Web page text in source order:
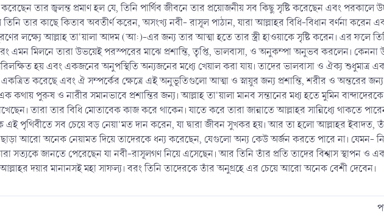
করেছেন তার জ্বলন্ত প্রমাণ হল যে, তিনি পার্থিব জীবনে তার প্রয়োজনীয় সব কিছু সৃষ্টি করেছেন এবং
তার কাছে কিতাব অবতীর্ণ করেন, অসংখ্য নবী- রাসূল পাঠান, যারা আল্লাহর বিধি-বিধান বর্ণনা
লক্ষ্যে আল্লাহ তা'য়ালা আদম (আ:)-এর জন্য তার আত্মা হতে তার স্ত্রী হাওয়াকে সৃষ্টি করেন। এর ফলে
মিলনে তারা উভয়েই পরস্পরের মাঝে প্রশান্তি, তৃপ্তি, ভালবাসা, ও অনুকম্পা অনুভব করলেন। কেননা
হয় এবং একজনের অনুপস্থিতি অন্যজনের মধ্যে খেয়াল করা যায়। তাদের ভালবাসা ও ঐক্য শুধুমাত্র
করেছে এবং ঐ সম্পর্কের ক্ষেত্রে এই অনুভূতিগুলো আত্মা ও স্নায়ুর জন্য প্রশান্তি, শরীর ও অন্তরের
পুরুষ ও নারীর সমানভাবে প্রশান্তির জন্য। আল্লাহ তা'য়ালা মানব সন্তানের মধ্য হতে মুমিন
তারা তার বিধি মোতাবেক কাজ করে থাকেন। যাতে করে তারা জান্নাতে আল্লাহর সান্নিধ্যে থাকতে
পৃথিবীতে সব চেয়ে বড় নেয়া'মত দান করেন, যা দ্বারা জীবন সুখকর হয়। আর তা হলো আল্লাহর ইবাদত,
আরো অনেক নেয়ামত দিয়ে তাদেরকে ধন্য করেছেন, যেগুলো অন্য কেউ অর্জন করতে পারে না। যেমন-
সত্যকে জানতে পেরেছেন যা নবী-রাসূলগণ নিয়ে এসেছেন। আর তিনি তাঁর প্রতি তাদের বিশ্বাস স্থাপন ও
আল্লাহর দয়ার মানানসই মহা সাফল্য। বরং তিনি তাদেরকে তাঁর অনুগ্রহে এর চেয়ে আরো অনেক বেশী দেবেন।